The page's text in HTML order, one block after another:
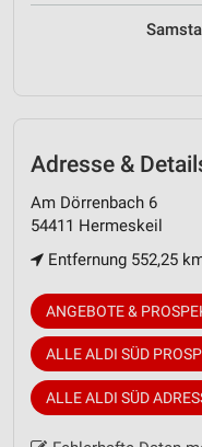
Adresse &
Am Dörrenbach 6
54411 Hermeskeil
Entfernung 552,25
ANGEBOTE &
ALLE ALDI SÜD
ALLE ALDI SÜD